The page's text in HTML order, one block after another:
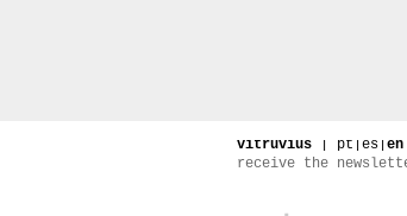
vitruvius | pt | es | en
receive the